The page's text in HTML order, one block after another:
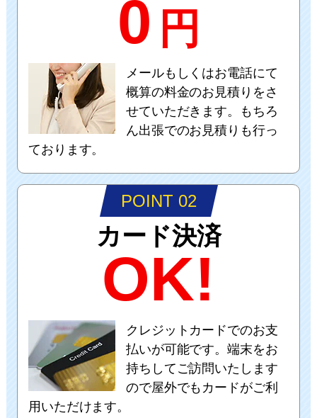
0 円
メールもしくはお電話にて
概算の料金のお見積りをさ
せていただきます。もちろ
ん出張でのお見積りも行っ
ております。
POINT 02
カード決済
OK!
クレジットカードでのお支
払いが可能です。端末をお
持ちしてご訪問いたします
ので屋外でもカードがご利
用いただけます。